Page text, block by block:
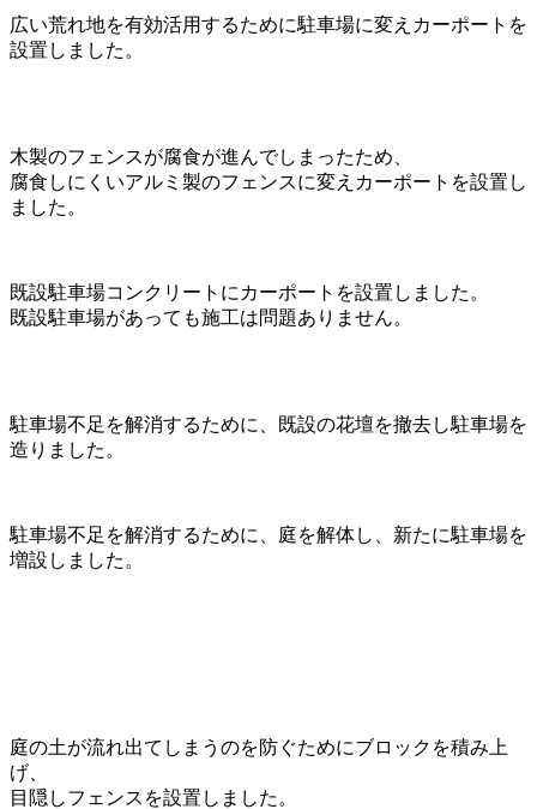
広い荒れ地を有効活用するために駐車場に変えカーポートを
設置しました。
木製のフェンスが腐食が進んでしまったため、
腐食しにくいアルミ製のフェンスに変えカーポートを設置し
ました。
既設駐車場コンクリートにカーポートを設置しました。
既設駐車場があっても施工は問題ありません。
駐車場不足を解消するために、既設の花壇を撤去し駐車場を
造りました。
駐車場不足を解消するために、庭を解体し、新たに駐車場を
増設しました。
庭の土が流れ出てしまうのを防ぐためにブロックを積み上
げ、
目隠しフェンスを設置しました。